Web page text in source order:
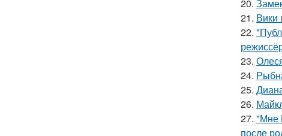
20.
21. Вики
22.
23.
24.
25.
26.
27. "Мне
после